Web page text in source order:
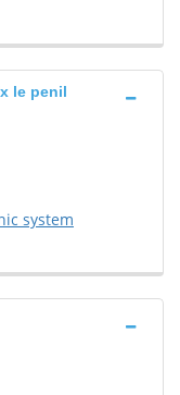
le penil
system